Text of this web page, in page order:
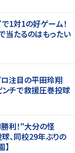
1対1の好ゲーム！
当たるのはもったい
ロ注目の平田玲翔
ンチで救援圧巻投球
利！"大分の怪
、同校29年ぶりの